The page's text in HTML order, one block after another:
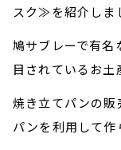
スク≫を紹介しま
鳩サブレーで有名
目されているお土
焼き立てパンの販
パンを利用して作